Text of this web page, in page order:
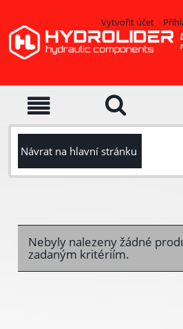
Vytvořit účet
Návrat na hlavní stránku
Nebyly nalezeny žádné
zadaným kritériím.